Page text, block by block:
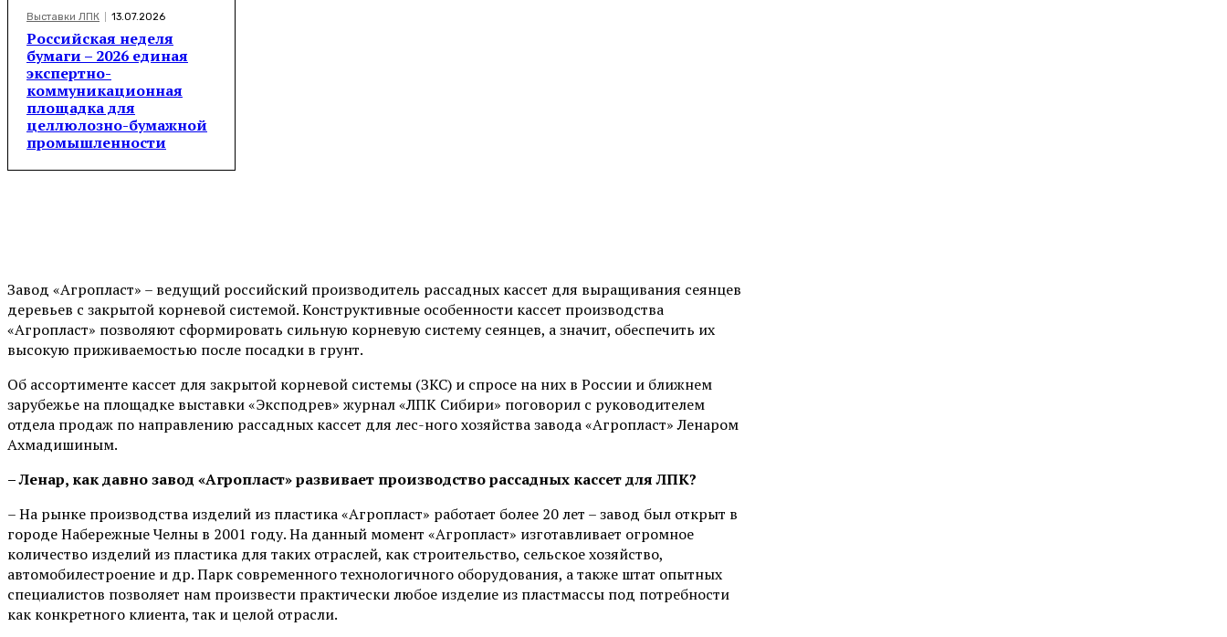
Выставки ЛПК 13.07.2026
Российская неделя
бумаги – 2026 единая
экспертно-
коммуникационная
площадка для
целлюлозно-бумажной
промышленности
Завод «Агропласт» – ведущий российский производитель рассадных кассет для выращивания сеянцев
деревьев с закрытой корневой системой. Конструктивные особенности кассет производства
«Агропласт» позволяют сформировать сильную корневую систему сеянцев, а значит, обеспечить их
высокую приживаемостью после посадки в грунт.
Об ассортименте кассет для закрытой корневой системы (ЗКС) и спросе на них в России и ближнем
зарубежье на площадке выставки «Эксподрев» журнал «ЛПК Сибири» поговорил с руководителем
отдела продаж по направлению рассадных кассет для лес-ного хозяйства завода «Агропласт» Ленаром
Ахмадишиным.
– Ленар, как давно завод «Агропласт» развивает производство рассадных кассет для ЛПК?
– На рынке производства изделий из пластика «Агропласт» работает более 20 лет – завод был открыт в
городе Набережные Челны в 2001 году. На данный момент «Агропласт» изготавливает огромное
количество изделий из пластика для таких отраслей, как строительство, сельское хозяйство,
автомобилестроение и др. Парк современного технологичного оборудования, а также штат опытных
специалистов позволяет нам произвести практически любое изделие из пластмассы под потребности
как конкретного клиента, так и целой отрасли.